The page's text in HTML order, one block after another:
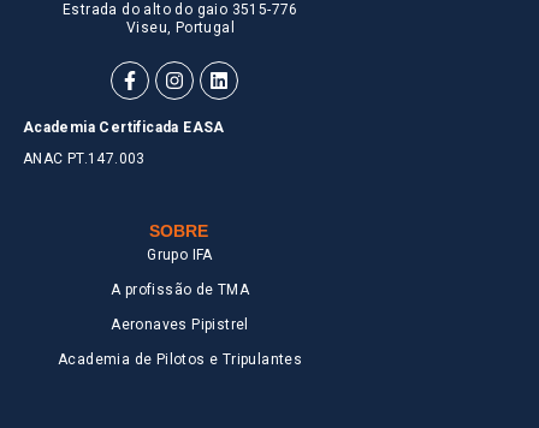
Estrada do alto do gaio 3515-776
Viseu, Portugal
Academia Certificada EASA
ANAC PT.147.003
SOBRE
Grupo IFA
A profissão de TMA
Aeronaves Pipistrel
Academia de Pilotos e Tripulantes